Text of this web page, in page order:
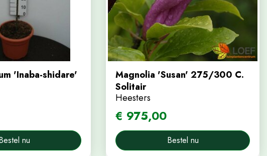
'Inaba-shidare'
nu
Magnolia 'Susan' 275/300 C.
Solitair
Heesters
€ 975,00
Bestel nu